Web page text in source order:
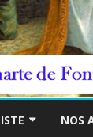
NOS